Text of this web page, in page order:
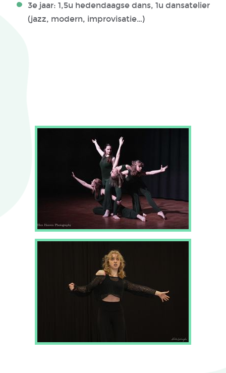
3e jaar: 1,5u hedendaagse dans, 1u dansatelier
(jazz, modern, improvisatie…)